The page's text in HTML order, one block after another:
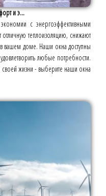
и э...
с энергоэффективными
теплоизоляцию, снижают
вашем доме. Наши окна доступны
любые потребности.
своей жизни - выберите наши окна